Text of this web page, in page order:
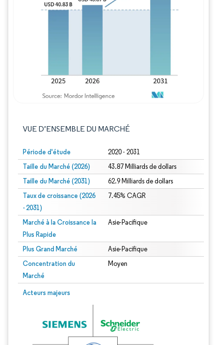
VUE D’ENSEMBLE DU MARCHÉ
Période d'étude 2020 - 2031
Taille du Marché (2026) 43.87 Milliards de dollars
Taille du Marché (2031) 62.9 Milliards de dollars
Taux de croissance (2026
- 2031)
7.45% CAGR
Marché à la Croissance la
Plus Rapide
Asie-Pacifique
Plus Grand Marché Asie-Pacifique
Concentration du
Marché
Moyen
Acteurs majeurs
Image © Mordor Intelligence. La réutilisation nécessite une attribution sous CC